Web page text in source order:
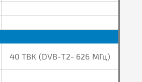
40 ТВК (DVB-Т2- 626 МГц)